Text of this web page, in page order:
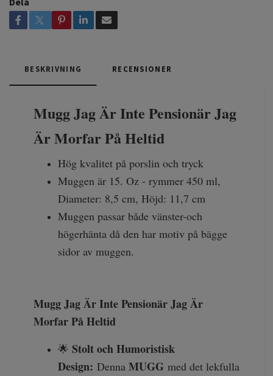
BESKRIVNING RECENSIONER
Mugg Jag Är Inte Pensionär Jag
Är Morfar På Heltid
Hög kvalitet på porslin och tryck
Muggen är 15. Oz - rymmer 450 ml,
Diameter: 8,5 cm, Höjd: 11,7 cm
Muggen passar både vänster-och
högerhänta då den har motiv på bägge
sidor av muggen.
Mugg Jag Är Inte Pensionär Jag Är
Morfar På Heltid
🌟 Stolt och Humoristisk
Design: Denna MUGG med det lekfulla